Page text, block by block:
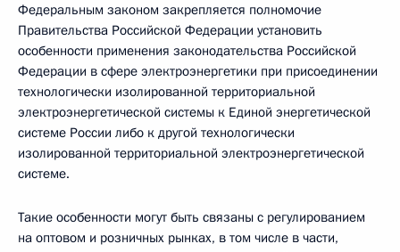
Федеральным законом закрепляется полномочие
Правительства Российской Федерации установить
особенности применения законодательства Российской
Федерации в сфере электроэнергетики при присоединении
технологически изолированной территориальной
электроэнергетической системы к Единой энергетической
системе России либо к другой технологически
изолированной территориальной электроэнергетической
системе.
Такие особенности могут быть связаны с регулированием
на оптовом и розничных рынках, в том числе в части,